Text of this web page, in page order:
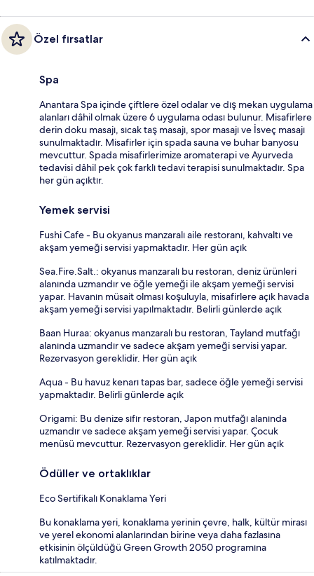
Özel fırsatlar
Spa
Anantara Spa içinde çiftlere özel odalar ve dış mekan uygulama
alanları dâhil olmak üzere 6 uygulama odası bulunur. Misafirlere
derin doku masajı, sıcak taş masajı, spor masajı ve İsveç masajı
sunulmaktadır. Misafirler için spada sauna ve buhar banyosu
mevcuttur. Spada misafirlerimize aromaterapi ve Ayurveda
tedavisi dâhil pek çok farklı tedavi terapisi sunulmaktadır. Spa
her gün açıktır.
Yemek servisi
Fushi Cafe - Bu okyanus manzaralı aile restoranı, kahvaltı ve
akşam yemeği servisi yapmaktadır. Her gün açık
Sea.Fire.Salt.: okyanus manzaralı bu restoran, deniz ürünleri
alanında uzmandır ve öğle yemeği ile akşam yemeği servisi
yapar. Havanın müsait olması koşuluyla, misafirlere açık havada
akşam yemeği servisi yapılmaktadır. Belirli günlerde açık
Baan Huraa: okyanus manzaralı bu restoran, Tayland mutfağı
alanında uzmandır ve sadece akşam yemeği servisi yapar.
Rezervasyon gereklidir. Her gün açık
Aqua - Bu havuz kenarı tapas bar, sadece öğle yemeği servisi
yapmaktadır. Belirli günlerde açık
Origami: Bu denize sıfır restoran, Japon mutfağı alanında
uzmandır ve sadece akşam yemeği servisi yapar. Çocuk
menüsü mevcuttur. Rezervasyon gereklidir. Her gün açık
Ödüller ve ortaklıklar
Eco Sertifikalı Konaklama Yeri
Bu konaklama yeri, konaklama yerinin çevre, halk, kültür mirası
ve yerel ekonomi alanlarından birine veya daha fazlasına
etkisinin ölçüldüğü Green Growth 2050 programına
katılmaktadır.